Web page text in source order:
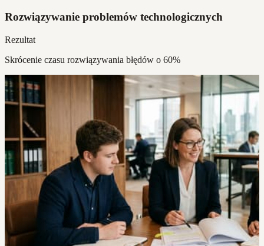
Rozwiązywanie problemów technologicznych
Rezultat
Skrócenie czasu rozwiązywania błędów o 60%